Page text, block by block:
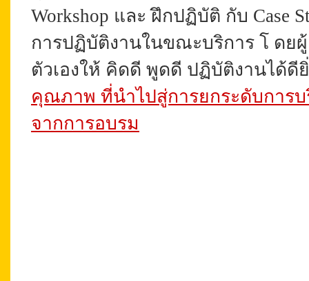
Workshop และ ฝึกปฏิบัติ กับ Case
การปฏิบัติงานในขณะบริการ โ ดย
ตัวเองให้ คิดดี พูดดี ปฏิบัติงานได้
คุณภาพ ที่นำไปสู่การยกระดับการบ
จากการอบรม